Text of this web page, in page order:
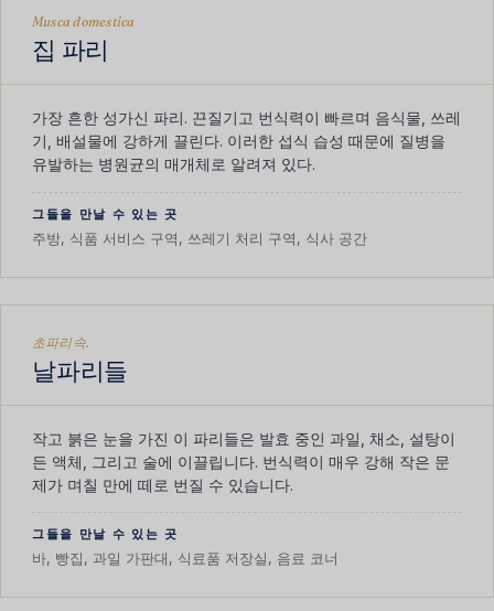
Musca domestica
집 파리
가장 흔한 성가신 파리. 끈질기고 번식력이 빠르며 음식물, 쓰레
기, 배설물에 강하게 끌린다. 이러한 섭식 습성 때문에 질병을
유발하는 병원균의 매개체로 알려져 있다.
그들을 만날 수 있는 곳
주방, 식품 서비스 구역, 쓰레기 처리 구역, 식사 공간
초파리속.
날파리들
작고 붉은 눈을 가진 이 파리들은 발효 중인 과일, 채소, 설탕이
든 액체, 그리고 술에 이끌립니다. 번식력이 매우 강해 작은 문
제가 며칠 만에 떼로 번질 수 있습니다.
그들을 만날 수 있는 곳
바, 빵집, 과일 가판대, 식료품 저장실, 음료 코너